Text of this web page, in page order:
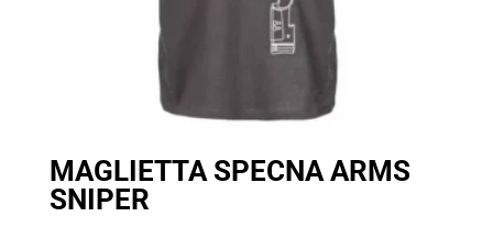
MAGLIETTA SPECNA ARMS
SNIPER